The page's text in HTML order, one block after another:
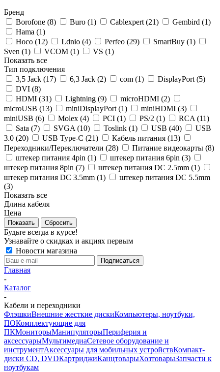
Бренд
Borofone (8) Buro (1) Cablexpert (21) Gembird (1)
Hama (1)
Hoco (12) Ldnio (4) Perfeo (29) SmartBuy (1)
Sven (1) VCOM (1) VS (1)
Показать все
Тип подключения
3,5 Jack (17) 6,3 Jack (2) com (1) DisplayPort (5)
DVI (8)
HDMI (31) Lightning (9) microHDMI (2)
microUSB (13) miniDisplayPort (1) miniHDMI (3)
miniUSB (6) Molex (4) PCI (1) PS/2 (1) RCA (11)
Sata (7) SVGA (10) Toslink (1) USB (40)
USB
3.0 (20) USB Type-C (21) Кабель питания (13)
Переходники/Переключатели (28) Питание видеокарты (8)
штекер питания 4pin (1) штекер питания 6pin (3)
штекер питания 8pin (7) штекер питания DC 2.5mm (1)
штекер питания DC 3.5mm (1)
штекер питания DC 5.5mm
(3)
Показать все
Длина кабеля
Цена
Сбросить
Будьте всегда в курсе!
Узнавайте о скидках и акциях первым
Новости магазина
Главная
-
Каталог
-
Кабели и переходники
ФлэшкиВнешние жесткие дискиКомпьютеры, ноутбуки,
ПОКомплектующие для
ПКМониторыМанипуляторыПериферия и
аксессуарыМультимедиаСетевое оборудование и
инструментАксессуары для мобильных устройствКомпакт-
диски CD, DVDКартриджиКанцтоварыХозтоварыЗапчасти к
ноутбукам